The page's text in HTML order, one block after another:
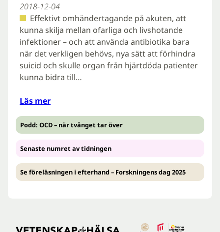
2018-12-04
Effektivt omhändertagande på akuten, att
kunna skilja mellan ofarliga och livshotande
infektioner – och att använda antibiotika bara
när det verkligen behövs, nya sätt att förhindra
suicid och skulle organ från hjärtdöda patienter
kunna bidra till…
Läs mer
Podd: OCD – när tvånget tar över
Senaste numret av tidningen
Se föreläsningen i efterhand – Forskningens dag 2025